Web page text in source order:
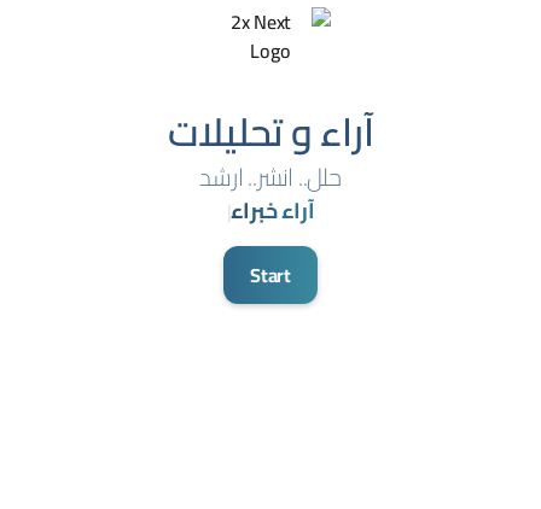
آراء و تحليلات
حلل.. انشر.. ارشد
آراء خبراء|
Start